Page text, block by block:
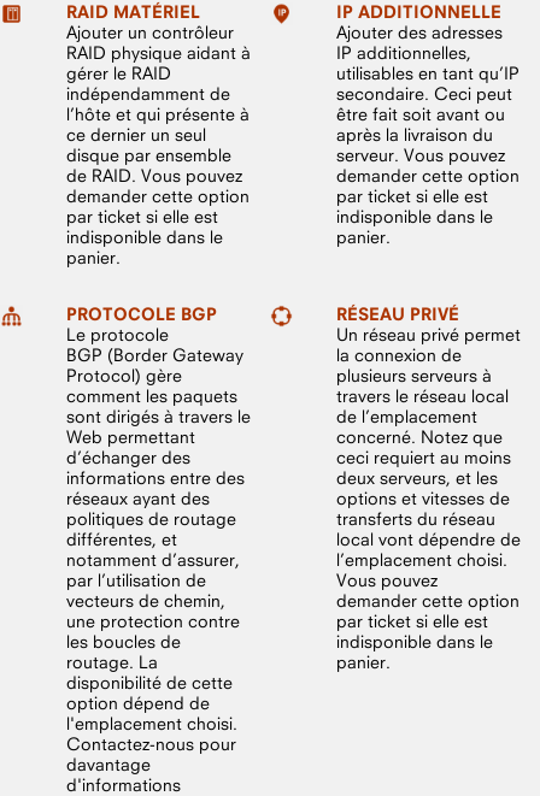
RAID MATÉRIEL
Ajouter un contrôleur
RAID physique aidant à
gérer le RAID
indépendamment de
l’hôte et qui présente à
ce dernier un seul
disque par ensemble
de RAID. Vous pouvez
demander cette option
par ticket si elle est
indisponible dans le
panier.
IP ADDITIONNELLE
Ajouter des adresses
IP additionnelles,
utilisables en tant qu’IP
secondaire. Ceci peut
être fait soit avant ou
après la livraison du
serveur. Vous pouvez
demander cette option
par ticket si elle est
indisponible dans le
panier.
PROTOCOLE BGP
Le protocole
BGP (Border Gateway
Protocol) gère
comment les paquets
sont dirigés à travers le
Web permettant
d’échanger des
informations entre des
réseaux ayant des
politiques de routage
différentes, et
notamment d’assurer,
par l’utilisation de
vecteurs de chemin,
une protection contre
les boucles de
routage. La
disponibilité de cette
option dépend de
l'emplacement choisi.
Contactez-nous pour
davantage
d'informations
RÉSEAU PRIVÉ
Un réseau privé permet
la connexion de
plusieurs serveurs à
travers le réseau local
de l’emplacement
concerné. Notez que
ceci requiert au moins
deux serveurs, et les
options et vitesses de
transferts du réseau
local vont dépendre de
l’emplacement choisi.
Vous pouvez
demander cette option
par ticket si elle est
indisponible dans le
panier.